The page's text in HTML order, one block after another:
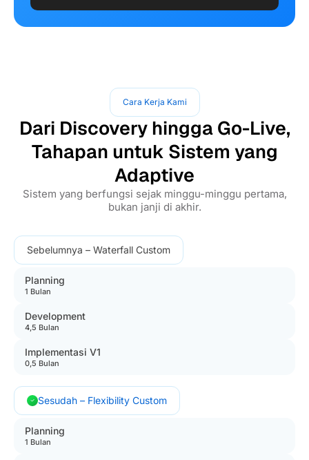
Cara Kerja Kami
Dari Discovery hingga Go-Live,
Tahapan untuk Sistem yang
Adaptive
Sistem yang berfungsi sejak minggu-minggu pertama,
bukan janji di akhir.
Sebelumnya – Waterfall Custom
Planning
1 Bulan
Development
4,5 Bulan
Implementasi V1
0,5 Bulan
Sesudah – Flexibility Custom
Planning
1 Bulan